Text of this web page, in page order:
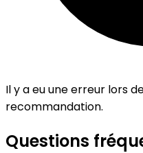
Il y a eu une erreur lors
recommandation.
Questions